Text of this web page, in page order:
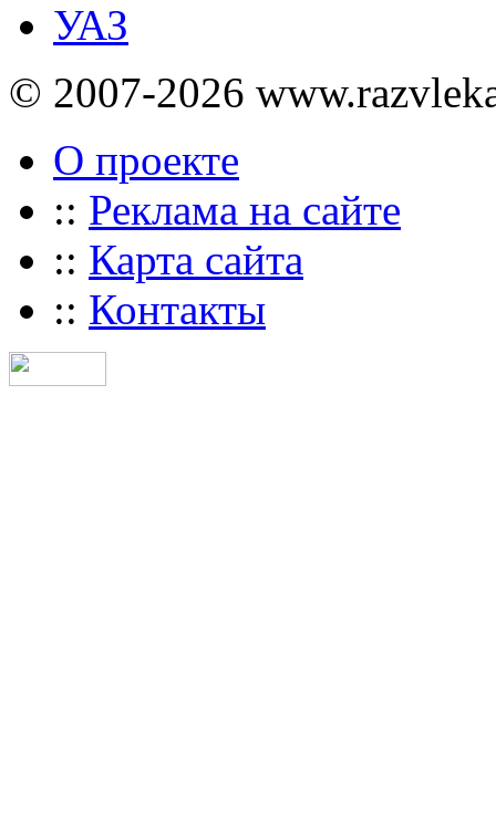
УАЗ
© 2007-2026
О проекте
:: Реклама на сайте
:: Карта сайта
:: Контакты